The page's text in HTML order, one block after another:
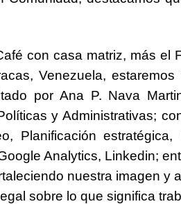
con casa matriz, más el
Venezuela, estaremos
porAna P. Nava
y Administrativas;
Planificación estratégica,
Analytics, Linkedin;
nuestra imagen y
sobre lo que significa